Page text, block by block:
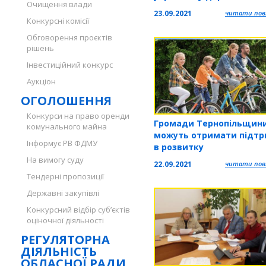
Очищення влади
Конкурсні комісії
Обговорення проєктів
рішень
Інвестиційний конкурс
Аукціон
ОГОЛОШЕННЯ
Конкурси на право оренди
комунального майна
Інформує РВ ФДМУ
На вимогу суду
Тендерні пропозиції
Державні закупівлі
Конкурсний відбір суб’єктів
оціночної діяльності
РЕГУЛЯТОРНА
ДІЯЛЬНІСТЬ
місця пам'яті»
23.09.2021 читати
Громади
можуть отримати
в розвитку
велоінфраструктури
22.09.2021 читати